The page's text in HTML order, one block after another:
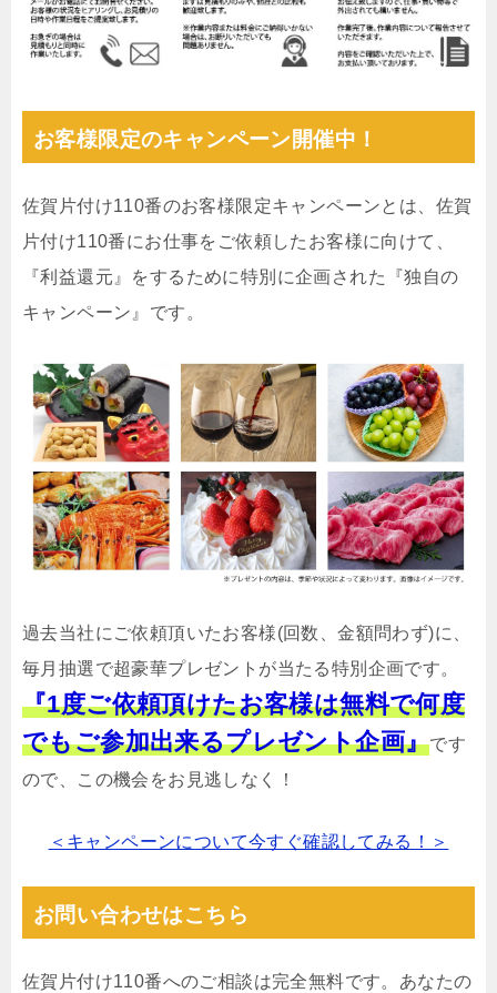
お客様限定のキャンペーン開催中！
佐賀片付け110番のお客様限定キャンペーンとは、佐賀
片付け110番にお仕事をご依頼したお客様に向けて、
『利益還元』をするために特別に企画された『独自の
キャンペーン』です。
過去当社にご依頼頂いたお客様(回数、金額問わず)に、
毎月抽選で超豪華プレゼントが当たる特別企画です。
『1度ご依頼頂けたお客様は無料で何度
でもご参加出来るプレゼント企画』です
ので、この機会をお見逃しなく！
＜キャンペーンについて今すぐ確認してみる！＞
お問い合わせはこちら
佐賀片付け110番へのご相談は完全無料です。あなたの